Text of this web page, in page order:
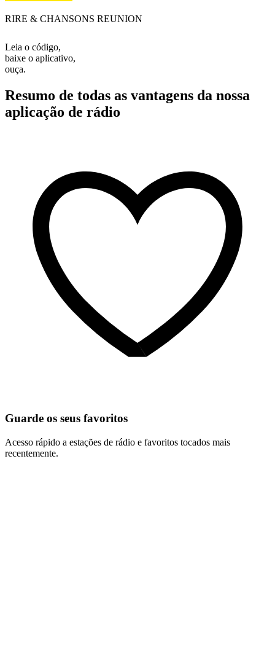
RIRE & CHANSONS REUNION
Leia o código,
baixe o aplicativo,
ouça.
Resumo de todas as vantagens da nossa
aplicação de rádio
Guarde os seus favoritos
Acesso rápido a estações de rádio e favoritos tocados mais
recentemente.